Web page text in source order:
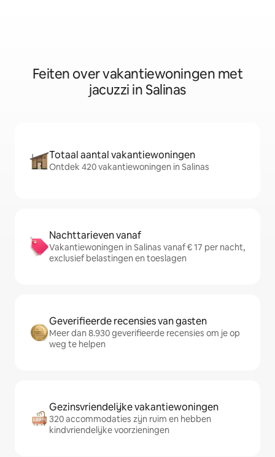
Feiten over vakantiewoningen met
jacuzzi in Salinas
Totaal aantal vakantiewoningen
Ontdek 420 vakantiewoningen in Salinas
Nachttarieven vanaf
Vakantiewoningen in Salinas vanaf € 17 per nacht,
exclusief belastingen en toeslagen
Geverifieerde recensies van gasten
Meer dan 8.930 geverifieerde recensies om je op
weg te helpen
Gezinsvriendelijke vakantiewoningen
320 accommodaties zijn ruim en hebben
kindvriendelijke voorzieningen